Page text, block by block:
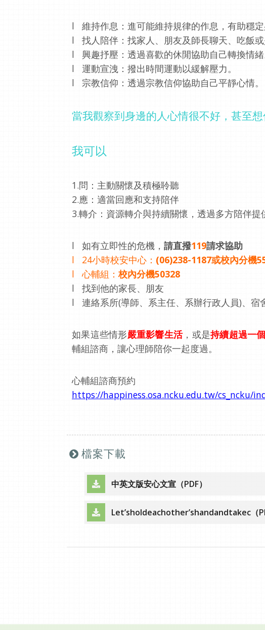
l 維持作息：進可能維持規律的作息，有助穩定
l 找人陪伴：找家人、朋友及師長聊天、吃飯或
l 興趣抒壓：透過喜歡的休閒協助自己轉換情緒
l 運動宣洩：撥出時間運動以緩解壓力。
l 宗教信仰：透過宗教信仰協助自己平靜心情。
當我觀察到身邊的人心情很不好，甚至想
我可以
1.問：主動關懷及積極聆聽
2.應：適當回應和支持陪伴
3.轉介：資源轉介與持續關懷，透過多方陪伴提
l 如有立即性的危機， 請直撥119請求協助
l 24小時校安中心： (06)238-1187或校內分機
l心輔組：校內分機50328
l 找到他的家長、朋友
l 連絡系所(導師、系主任、系辦行政人員)、宿
如果這些情形嚴重影響生活，或是持續超過一
輔組諮商，讓心理師陪你一起度過。
心輔組諮商預約
https://happiness.osa.ncku.edu.tw/cs_ncku/
檔案下載
中英文版安心文宣（PDF）
（另開新視窗）
Let’sholdeachother’shandandtakec（
（另開新視窗）